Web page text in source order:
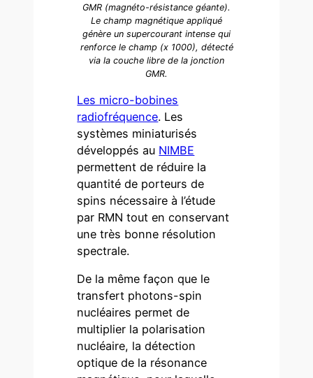
GMR (magnéto-résistance géante).
Le champ magnétique appliqué
génère un supercourant intense qui
renforce le champ (x 1000), détecté
via la couche libre de la jonction
GMR.
Les micro-bobines
radiofréquence. Les
systèmes miniaturisés
développés au NIMBE
permettent de réduire la
quantité de porteurs de
spins nécessaire à l’étude
par RMN tout en conservant
une très bonne résolution
spectrale.
De la même façon que le
transfert photons-spin
nucléaires permet de
multiplier la polarisation
nucléaire, la détection
optique de la résonance